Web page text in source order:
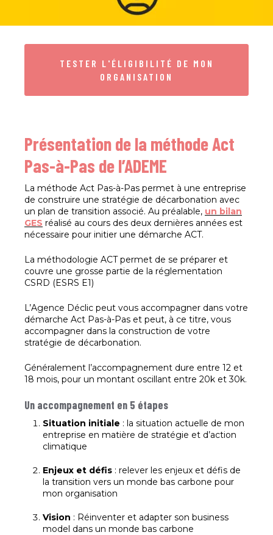
TESTER L'ÉLIGIBILITÉ DE MON
ORGANISATION
Présentation de la méthode Act
Pas-à-Pas de l’ADEME
La méthode Act Pas-à-Pas permet à une entreprise
de construire une stratégie de décarbonation avec
un plan de transition associé. Au préalable, un bilan
GES réalisé au cours des deux dernières années est
nécessaire pour initier une démarche ACT.
La méthodologie ACT permet de se préparer et
couvre une grosse partie de la réglementation
CSRD (ESRS E1)
L’Agence Déclic peut vous accompagner dans votre
démarche Act Pas-à-Pas et peut, à ce titre, vous
accompagner dans la construction de votre
stratégie de décarbonation.
Généralement l’accompagnement dure entre 12 et
18 mois, pour un montant oscillant entre 20k et 30k.
Un accompagnement en 5 étapes
Situation initiale : la situation actuelle de mon
entreprise en matière de stratégie et d’action
climatique
Enjeux et défis : relever les enjeux et défis de
la transition vers un monde bas carbone pour
mon organisation
Vision : Réinventer et adapter son business
model dans un monde bas carbone